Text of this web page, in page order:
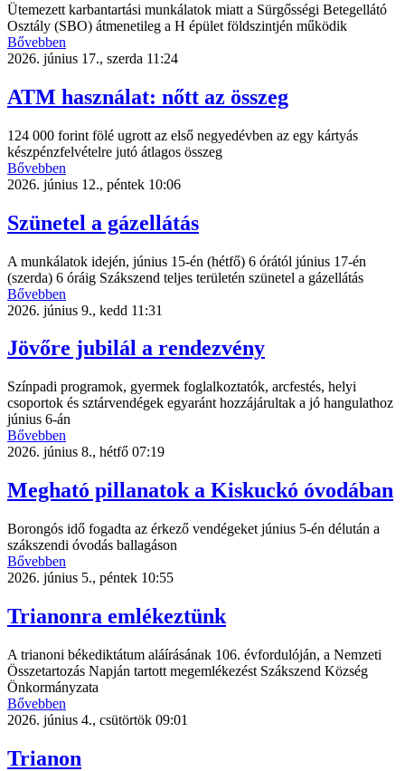
Ütemezett karbantartási munkálatok miatt a Sürgősségi Betegellátó
Osztály (SBO) átmenetileg a H épület földszintjén működik
Bővebben
2026. június 17., szerda 11:24
ATM használat: nőtt az összeg
124 000 forint fölé ugrott az első negyedévben az egy kártyás
készpénzfelvételre jutó átlagos összeg
Bővebben
2026. június 12., péntek 10:06
Szünetel a gázellátás
A munkálatok idején, június 15-én (hétfő) 6 órától június 17-én
(szerda) 6 óráig Szákszend teljes területén szünetel a gázellátás
Bővebben
2026. június 9., kedd 11:31
Jövőre jubilál a rendezvény
Színpadi programok, gyermek foglalkoztatók, arcfestés, helyi
csoportok és sztárvendégek egyaránt hozzájárultak a jó hangulathoz
június 6-án
Bővebben
2026. június 8., hétfő 07:19
Megható pillanatok a Kiskuckó óvodában
Borongós idő fogadta az érkező vendégeket június 5-én délután a
szákszendi óvodás ballagáson
Bővebben
2026. június 5., péntek 10:55
Trianonra emlékeztünk
A trianoni békediktátum aláírásának 106. évfordulóján, a Nemzeti
Összetartozás Napján tartott megemlékezést Szákszend Község
Önkormányzata
Bővebben
2026. június 4., csütörtök 09:01
Trianon